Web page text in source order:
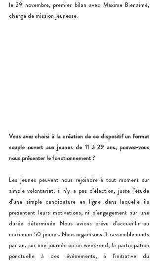
le 29 novembre, premier bilan avec Maxime Bienaimé,
chargé de mission jeunesse.
Vous avez choisi à la création de ce dispositif un format
souple ouvert aux jeunes de 11 à 29 ans, pouvez-vous
nous présenter le fonctionnement ?
Les jeunes peuvent nous rejoindre à tout moment sur
simple volontariat, il n’y a pas d’élection, juste l’étude
d’une simple candidature en ligne dans laquelle ils
présentent leurs motivations, ni d’engagement sur une
durée déterminée. Nous avions prévu d’accueillir au
maximum 50 jeunes. Nous organisons 3 rassemblements
par an, sur une journée ou un week-end, la participation
ponctuelle à des événements, à l’initiative du